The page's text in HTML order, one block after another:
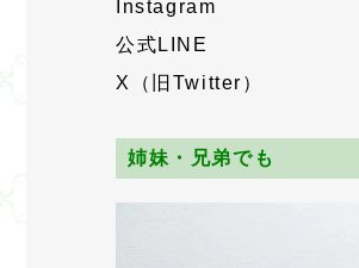
Instagram
公式LINE
X（旧Twitter）
姉妹・兄弟でも